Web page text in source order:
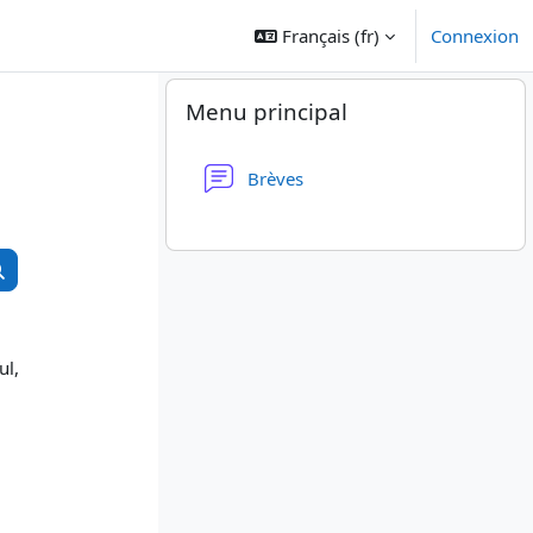
Français ‎(fr)‎ Connexion
Blocs
Passer Menu principal
Menu principal
Brèves
des cours
des cours